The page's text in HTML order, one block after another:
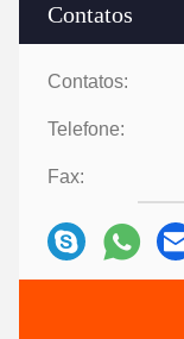
Contatos
Contatos:
Telefone:
Fax: